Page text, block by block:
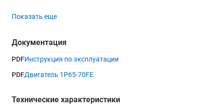
GEOS Classic 51 SP-K Plus имеет 7 ступеней регулировки
высоты скашивания, что позволяет подбирать
оптимальный режим работы для различных условий.
Техника может выполнять 4 функции: сбор травы, кошение,
Показать еще
Документация
PDFИнструкция по эксплуатации
PDFДвигатель 1P65-70FE
Технические характеристики